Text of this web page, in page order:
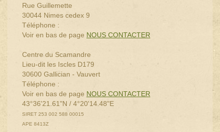
Rue Guillemette
30044 Nimes cedex 9
Téléphone :
Voir en bas de page NOUS CONTACTER
Centre du Scamandre
Lieu-dit les Iscles D179
30600 Gallician - Vauvert
Téléphone :
Voir en bas de page NOUS CONTACTER
43°36'21.61"N / 4°20'14.48"E
SIRET 253 002 588 00015
APE 8413Z